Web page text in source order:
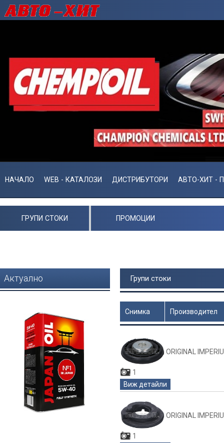
НАЧАЛО WEB - КАТАЛОЗИ ДИСТРИБУТОРИ АВТО-ХИТ -
ГРУПИ СТОКИ ПРОМОЦИИ
Актуално Групи стоки
Снимка Производител
1
ORIGINAL
Виж детайли
1
ORIGINAL